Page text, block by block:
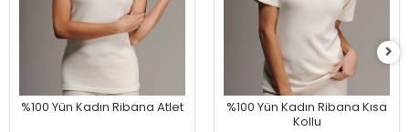
%100 Yün Kadın Ribana Atlet
%100 Yün Kadın Ribana Kısa
Kollu